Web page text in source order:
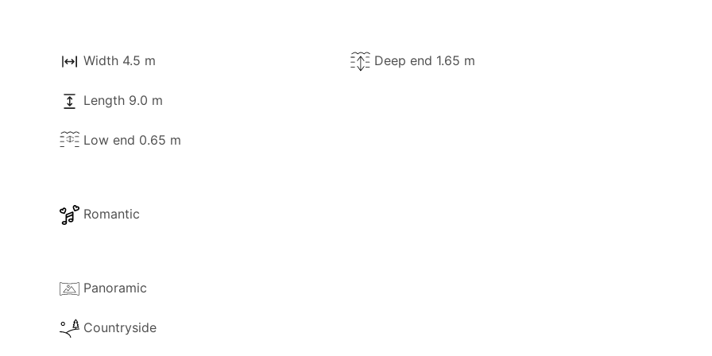
à votre disposition :
en temps.
Width 4.5 m
Length 9.0 m
Low end 0.65 m
Deep end 1.65 m
Romantic
Panoramic
Countryside